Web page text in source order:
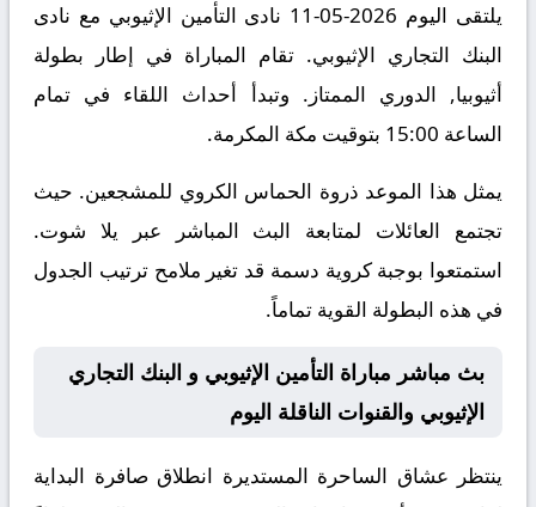
يلتقى اليوم 2026-05-11 نادى التأمين الإثيوبي مع نادى
البنك التجاري الإثيوبي. تقام المباراة في إطار بطولة
أثيوبيا, الدوري الممتاز. وتبدأ أحداث اللقاء في تمام
الساعة 15:00 بتوقيت مكة المكرمة.
يمثل هذا الموعد ذروة الحماس الكروي للمشجعين. حيث
تجتمع العائلات لمتابعة البث المباشر عبر يلا شوت.
استمتعوا بوجبة كروية دسمة قد تغير ملامح ترتيب الجدول
في هذه البطولة القوية تماماً.
بث مباشر مباراة التأمين الإثيوبي و البنك التجاري
الإثيوبي والقنوات الناقلة اليوم
ينتظر عشاق الساحرة المستديرة انطلاق صافرة البداية